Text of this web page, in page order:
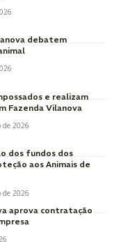
debatem
e realizam
Fazenda Vilanova
de 2026
dos fundos dos
aos Animais de
de 2026
aprova contratação